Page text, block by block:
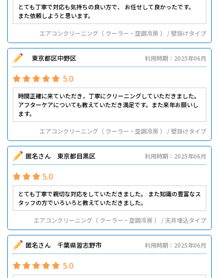
とても丁寧で対応も気持ちの良い方で、 お任せして良かったです。
また依頼しようと思います。
エアコンクリーニング（ クーラー・空調冷房 ） / 壁掛けタイプ
東京都区中野区 利用時期：2025年06月
5.0
時間正確に来ていただき，丁寧にクリーニングしていただきました。
アフターケアについても教えていただき満足です。また来年お願いし
ます。
エアコンクリーニング（ クーラー・空調冷房 ） / 壁掛けタイプ
匿名さん 東京都目黒区 利用時期：2025年06月
5.0
とても丁寧で親切な対応をしていただきました。 また知識の豊富なス
タッフの方でいろいろと教えていただきました。
エアコンクリーニング（ クーラー・空調冷房 ） / 天井埋込タイプ
匿名さん 千葉県習志野市 利用時期：2025年06月
5.0